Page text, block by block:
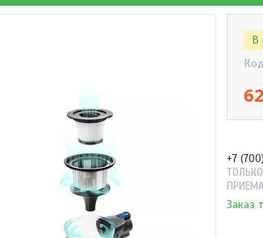
В
+7
Заказ